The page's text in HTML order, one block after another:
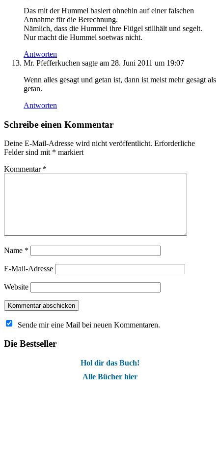
Das mit der Hummel basiert ohnehin auf einer falschen
Annahme für die Berechnung.
Nämlich, dass die Hummel ihre Flügel stillhält und segelt.
Nur macht die Hummel soetwas nicht.
Antworten
Mr. Pfefferkuchen sagte am 28. Juni 2011 um 19:07
Wenn alles gesagt und getan ist, dann ist meist mehr gesagt als
getan.
Antworten
Schreibe einen Kommentar
Deine E-Mail-Adresse wird nicht veröffentlicht. Erforderliche
Felder sind mit * markiert
Kommentar *
Name *
E-Mail-Adresse
Website
Sende mir eine Mail bei neuen Kommentaren.
Die Bestseller
Hol dir das Buch!
Alle Bücher hier